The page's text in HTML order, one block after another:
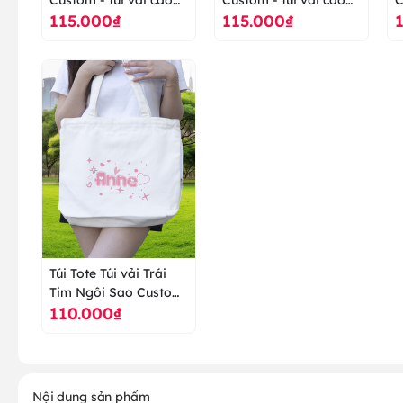
cấp ranus
115.000₫
cấp ranus
115.000₫
Túi Tote Túi vải Trái
Tim Ngôi Sao Custom
- túi vải cao cấp ranus
110.000₫
Nội dung sản phẩm